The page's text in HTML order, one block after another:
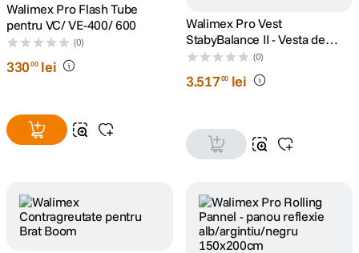
5. canon sx740 hs
6 lavaliera
8. card memorie
10. dji osmo
Walimex Pro Flash Tube
pentru VC/ VE-400/ 600
(0)
33000 lei
Walimex Pro Vest
StabyBalance II - Vesta de
stabilizare pentru Steadycam
(0)
3.51700 lei